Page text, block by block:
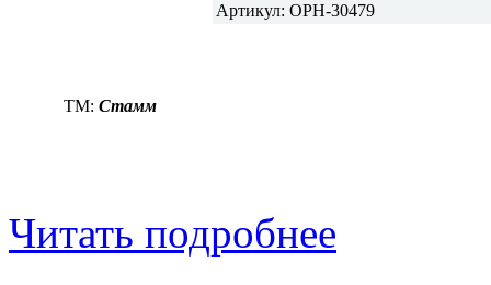
Артикул: ОРН-30479
TM: Стамм
Читать подробнее